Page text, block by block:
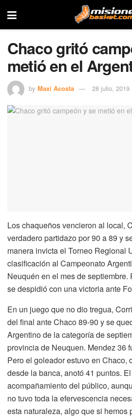
Chaco gritó
metió en el
by Maxi Acosta 28 julio, 2019
Los chaqueños vencieron al local,
verdadero partidazo por 90 a 89 y
manera invicta el Torneo Regional
clasificación al Campeonato
Neuquén en el mes de septiembre.
se despidió con una victoria ante
En un juego que no dio tregua,
del final ante Chaco 89-90 y se
Argentino de la categoría de
provincia de Neuquen. Mendez 36
Pero el goleador estuvo en Chaco,
desde la banca, anotó 41 puntos.
acompañamiento del público,
no tuvo toda la efervescencia
esta naturaleza, algo que si hemos